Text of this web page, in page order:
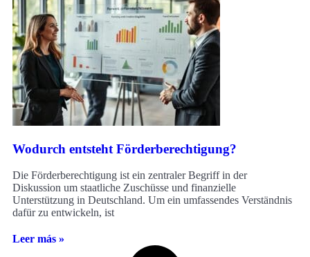
Wodurch entsteht Förderberechtigung?
Die Förderberechtigung ist ein zentraler Begriff in der
Diskussion um staatliche Zuschüsse und finanzielle
Unterstützung in Deutschland. Um ein umfassendes Verständnis
dafür zu entwickeln, ist
Leer más »